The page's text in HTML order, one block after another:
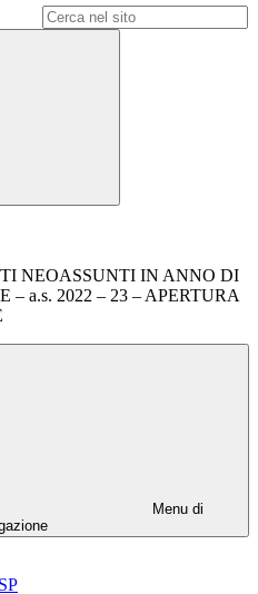
NEOASSUNTI IN ANNO DI
– a.s. 2022 – 23 – APERTURA
Menu di